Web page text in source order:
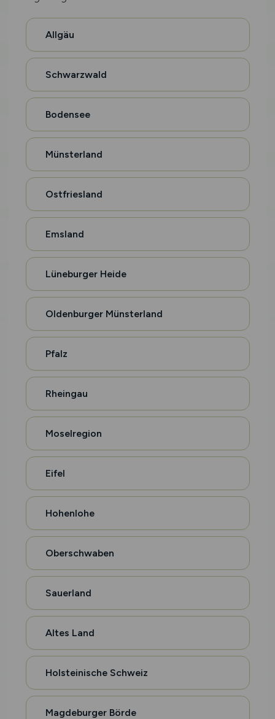
Allgäu
Schwarzwald
Bodensee
Münsterland
Ostfriesland
Emsland
Lüneburger Heide
Oldenburger Münsterland
Pfalz
Rheingau
Moselregion
Eifel
Hohenlohe
Oberschwaben
Sauerland
Altes Land
Holsteinische Schweiz
Magdeburger Börde